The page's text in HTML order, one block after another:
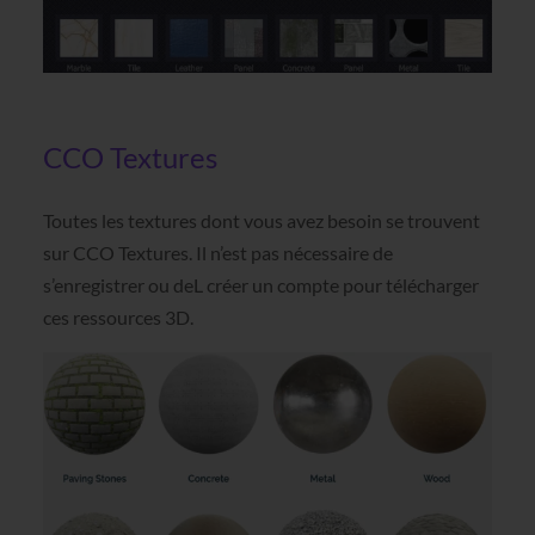
CCO Textures
Toutes les textures dont vous avez besoin se trouvent
sur CCO Textures. Il n’est pas nécessaire de
s’enregistrer ou deL créer un compte pour télécharger
ces ressources 3D.